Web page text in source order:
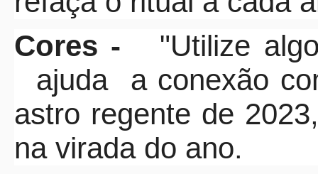
Cores -
"Utilize
ajuda a conexão
astro regente de
na virada do ano.